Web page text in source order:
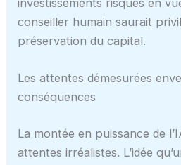
conseiller humain saurait
préservation du capital.
Les attentes démesurées
conséquences
La montée en puissance de
attentes irréalistes. L’idée